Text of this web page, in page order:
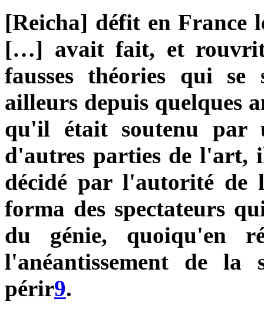
[Reicha] défit en France
[…] avait fait, et
fausses théories qui
ailleurs depuis quelques
qu'il était soutenu par
d'autres parties de l'art,
décidé par l'autorité de
forma des spectateurs
du génie, quoiqu'en
l'anéantissement de la
périr9.